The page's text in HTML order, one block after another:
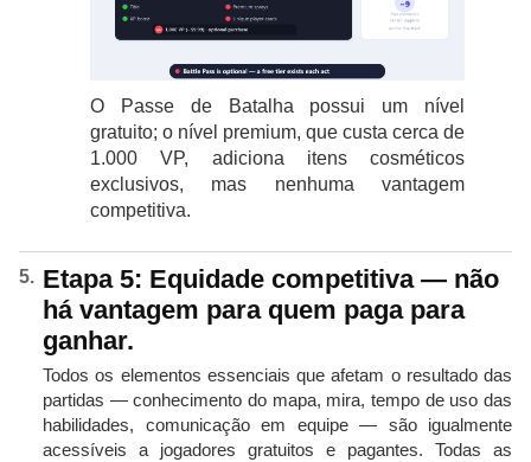
O Passe de Batalha possui um nível
gratuito; o nível premium, que custa cerca de
1.000 VP, adiciona itens cosméticos
exclusivos, mas nenhuma vantagem
competitiva.
Etapa 5: Equidade competitiva — não
há vantagem para quem paga para
ganhar.
Todos os elementos essenciais que afetam o resultado das
partidas — conhecimento do mapa, mira, tempo de uso das
habilidades, comunicação em equipe — são igualmente
acessíveis a jogadores gratuitos e pagantes. Todas as